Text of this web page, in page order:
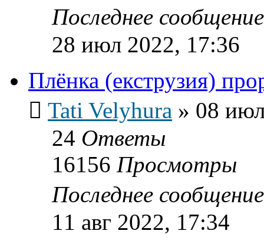
Последнее
28 июл 2022, 17:36
Плёнка (екструзия)
Tati Velyhura » 08
24 Ответы
16156 Просмотры
Последнее
11 авг 2022, 17:34